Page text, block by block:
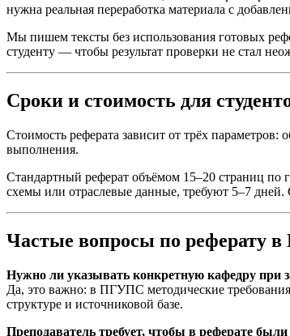
нужна реальная переработка материала с
Мы пишем тексты без использования готовых
студенту — чтобы результат проверки не стал
Сроки и стоимость для
Стоимость реферата зависит от трёх
выполнения.
Стандартный реферат объёмом 15–20 страниц
схемы или отраслевые данные, требуют 5–7
Частые вопросы по реферату
Нужно ли указывать конкретную кафедру при
Да, это важно: в ПГУПС методические
структуре и источниковой базе.
Преподаватель требует, чтобы в реферате